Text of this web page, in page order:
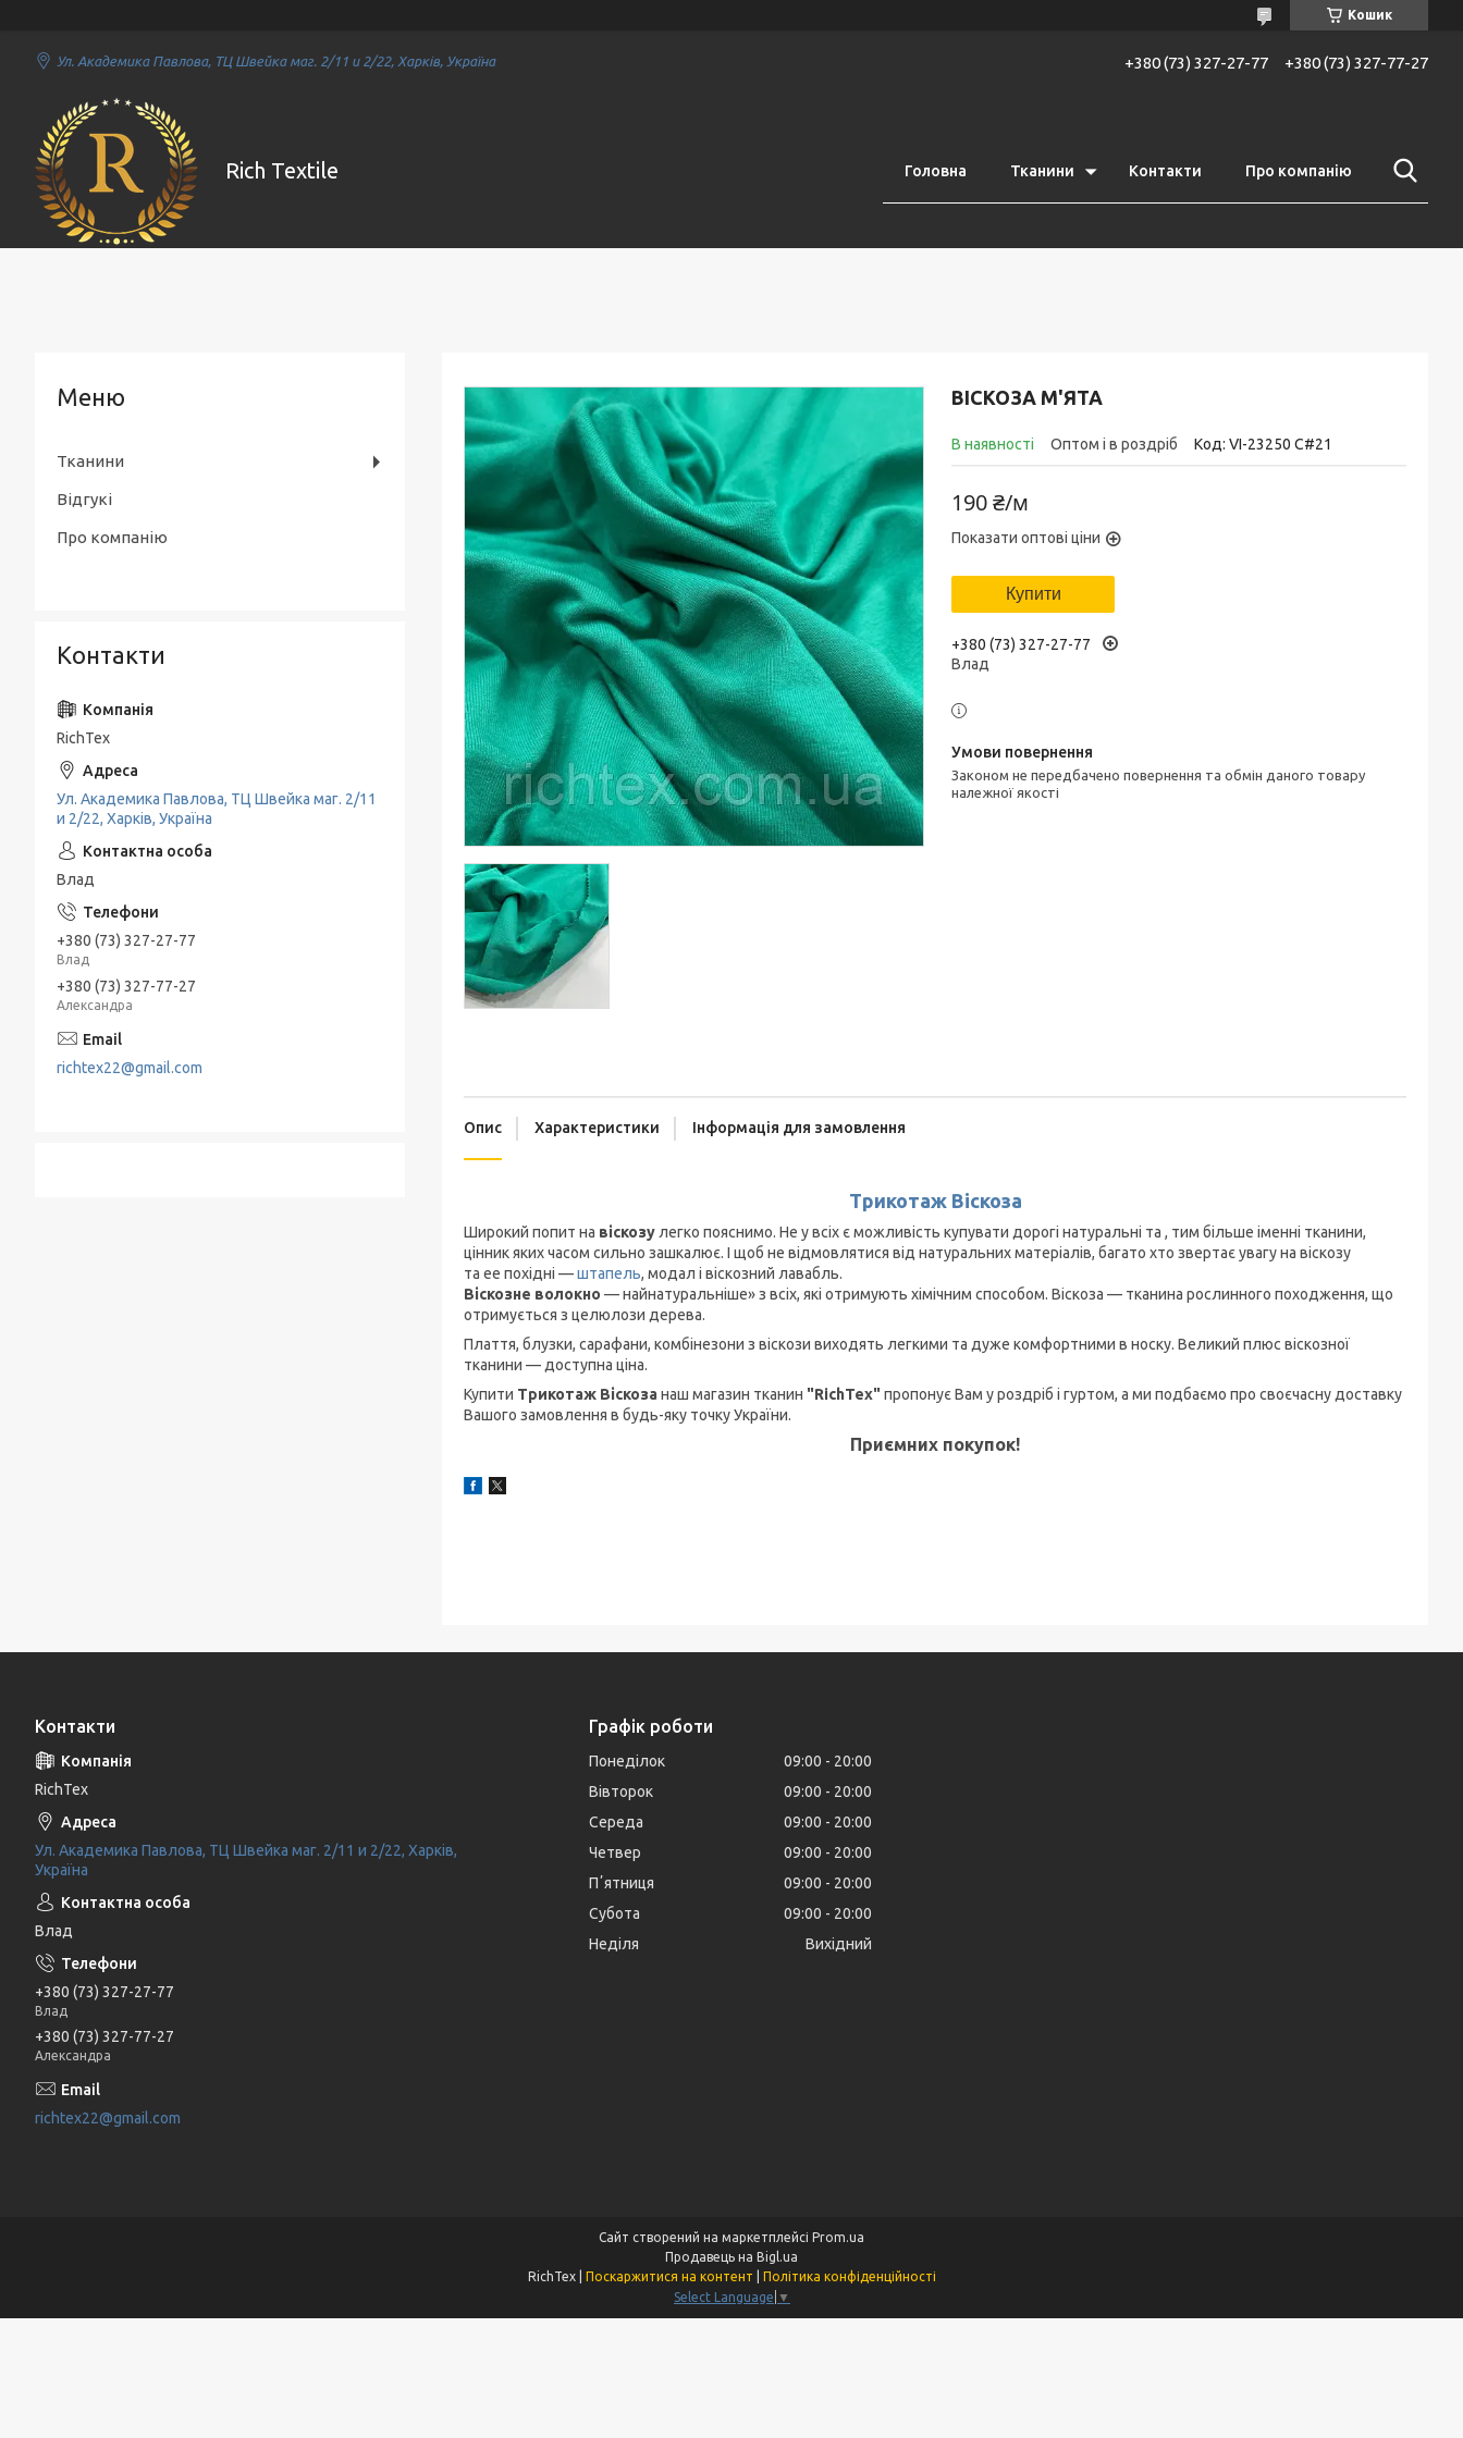
Кошик
Ул. Академика Павлова, ТЦ Швейка маг. 2/11 и 2/22, Харків, Україна +380 (73) 327-27-77 +380 (73) 327-77-27
Rich Textile Головна Тканини Контакти Про компанію
ВІСКОЗА М'ЯТА
В наявності Оптом і в роздріб Код: VI-23250 C#21
190 ₴/м
Показати оптові ціни
Купити
+380 (73) 327-27-77
Влад
Законом не передбачено повернення та обмін даного товару
належної якості
Опис Характеристики Інформація для замовлення
Трикотаж Віскоза
Широкий попит на віскозулегко пояснимо. Не у всіх є можливість купувати дорогі натуральні та , тим більше іменні тканини,
цінник яких часом сильно зашкалює. І щоб не відмовлятися від натуральних матеріалів, багато хто звертає увагу на віскозу
та ее похідні —штапель, модал і віскозний лавабль.
Віскозне волокно — найнатуральніше» з всіх, які отримують хімічним способом. Віскоза — тканина рослинного походження, що
отримується з целюлози дерева.
Плаття, блузки, сарафани, комбінезони з віскози виходять легкими та дуже комфортними в носку. Великий плюс віскозної
тканини — доступна ціна.
Купити Трикотаж Віскоза наш магазин тканин "RichTex" пропонує Вам у роздріб і гуртом, а ми подбаємо про своєчасну доставку
Вашого замовлення в будь-яку точку України.
Приємних покупок!
Тканини
Відгукі
Про компанію
Контакти
RichTex
Ул. Академика Павлова, ТЦ Швейка маг. 2/11
и 2/22, Харків, Україна
Влад
+380 (73) 327-27-77
Влад
+380 (73) 327-77-27
Александра
richtex22@gmail.com
Контакти
RichTex
Ул. Академика Павлова, ТЦ Швейка маг. 2/11 и 2/22, Харків,
Україна
Влад
+380 (73) 327-27-77
Влад
+380 (73) 327-77-27
Александра
richtex22@gmail.com
Графік роботи
Понеділок 09:00
20:00
Вівторок
09:00
20:00
Середа
09:00
20:00
Четвер
09:00
20:00
Пʼятниця
09:00
20:00
Субота
09:00
20:00
Неділя
Вихідний
Сайт створений на маркетплейсі Prom.ua
Продавець на Bigl.ua
Поскаржитися на контент
Політика конфіденційності
Select Language ▼